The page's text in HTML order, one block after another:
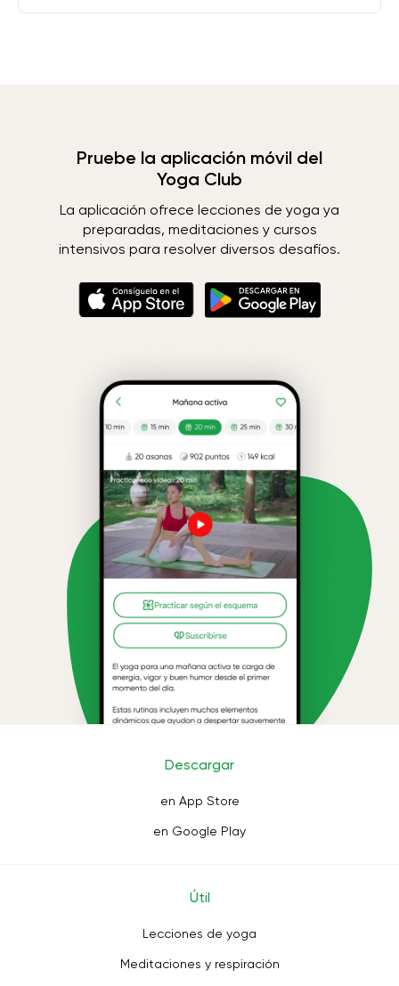
Pruebe la aplicación móvil del
Yoga Club
La aplicación ofrece lecciones de yoga ya
preparadas, meditaciones y cursos
intensivos para resolver diversos desafíos.
Descargar
en App Store
en Google Play
Útil
Lecciones de yoga
Meditaciones y respiración